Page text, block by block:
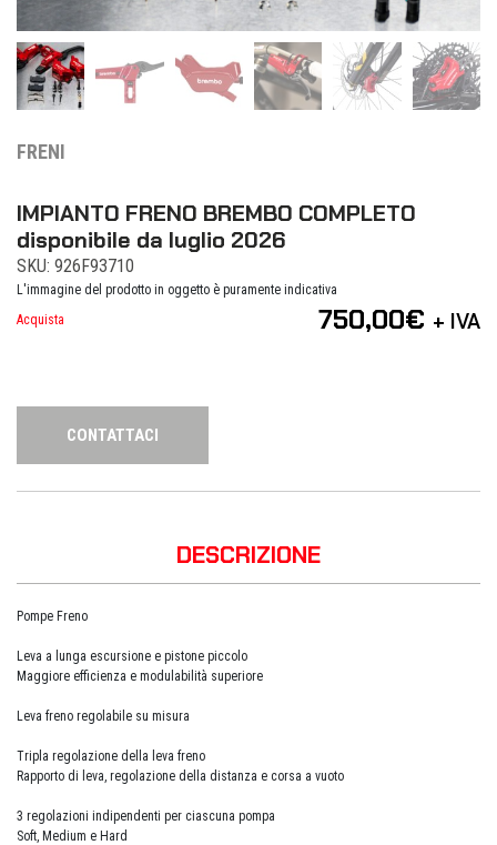
FRENI
IMPIANTO FRENO BREMBO COMPLETO
disponibile da luglio 2026
SKU: 926F93710
L'immagine del prodotto in oggetto è puramente indicativa
Acquista
750,00€ + IVA
CONTATTACI
DESCRIZIONE
Pompe Freno
Leva a lunga escursione e pistone piccolo
Maggiore efficienza e modulabilità superiore
Leva freno regolabile su misura
Tripla regolazione della leva freno
Rapporto di leva, regolazione della distanza e corsa a vuoto
3 regolazioni indipendenti per ciascuna pompa
Soft, Medium e Hard